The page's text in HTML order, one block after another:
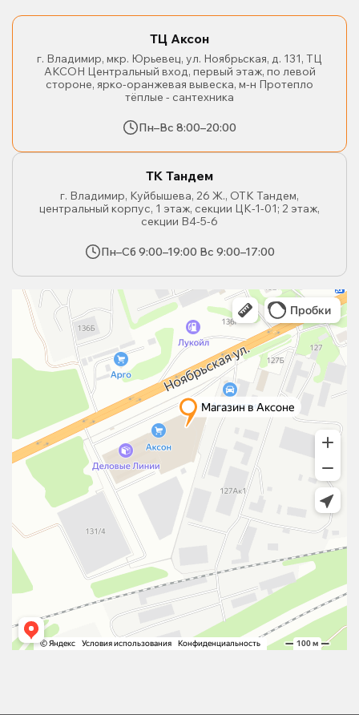
ТЦ Аксон
г. Владимир, мкр. Юрьевец, ул. Ноябрьская, д. 131, ТЦ
АКСОН Центральный вход, первый этаж, по левой
стороне, ярко-оранжевая вывеска, м-н Протепло
тёплые - сантехника
Пн–Вс 8:00–20:00
ТК Тандем
г. Владимир, Куйбышева, 26 Ж., ОТК Тандем,
центральный корпус, 1 этаж, секции ЦК-1-01; 2 этаж,
секции В4-5-6
Пн–Сб 9:00–19:00 Вс 9:00–17:00